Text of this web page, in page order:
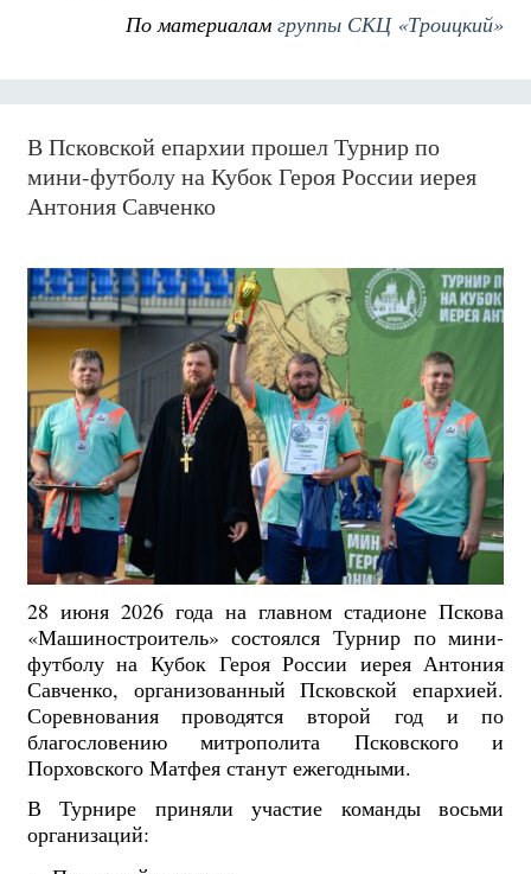
По материаламгруппы СКЦ «Троицкий»
В Псковской епархии прошел Турнир по
мини-футболу на Кубок Героя России иерея
Антония Савченко
28 июня 2026 года на главном стадионе Пскова
«Машиностроитель» состоялся Турнир по мини-
футболу на Кубок Героя России иерея Антония
Савченко, организованный Псковской епархией.
Соревнования проводятся второй год и по
благословению митрополита Псковского и
Порховского Матфея станут ежегодными.
В Турнире приняли участие команды восьми
организаций: